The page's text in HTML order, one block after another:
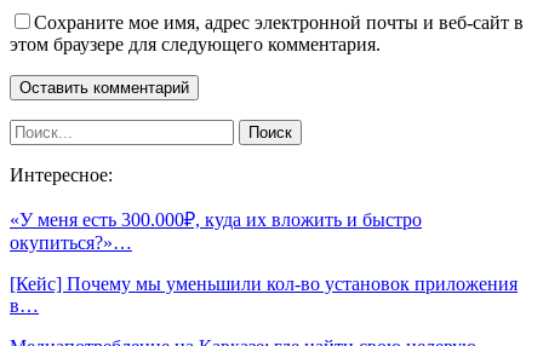
Сохраните мое имя, адрес электронной почты и веб-сайт в
этом браузере для следующего комментария.
Интересное:
«У меня есть 300.000₽, куда их вложить и быстро
окупиться?»…
[Кейс] Почему мы уменьшили кол-во установок приложения
в…